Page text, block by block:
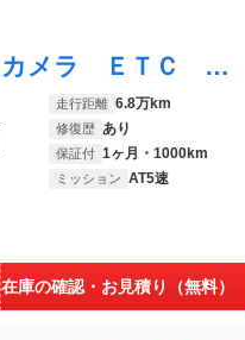
スカイライン ３７０ＧＴ ＨＤＤナビ バックカメラ ＥＴＣ ＨＩＤヘッドライト キーフリー 車検整備付
走行距離 6.8万km
修復歴 あり
保証付 1ヶ月・1000km
ミッション AT5速
在庫の確認・お見積り（無料）